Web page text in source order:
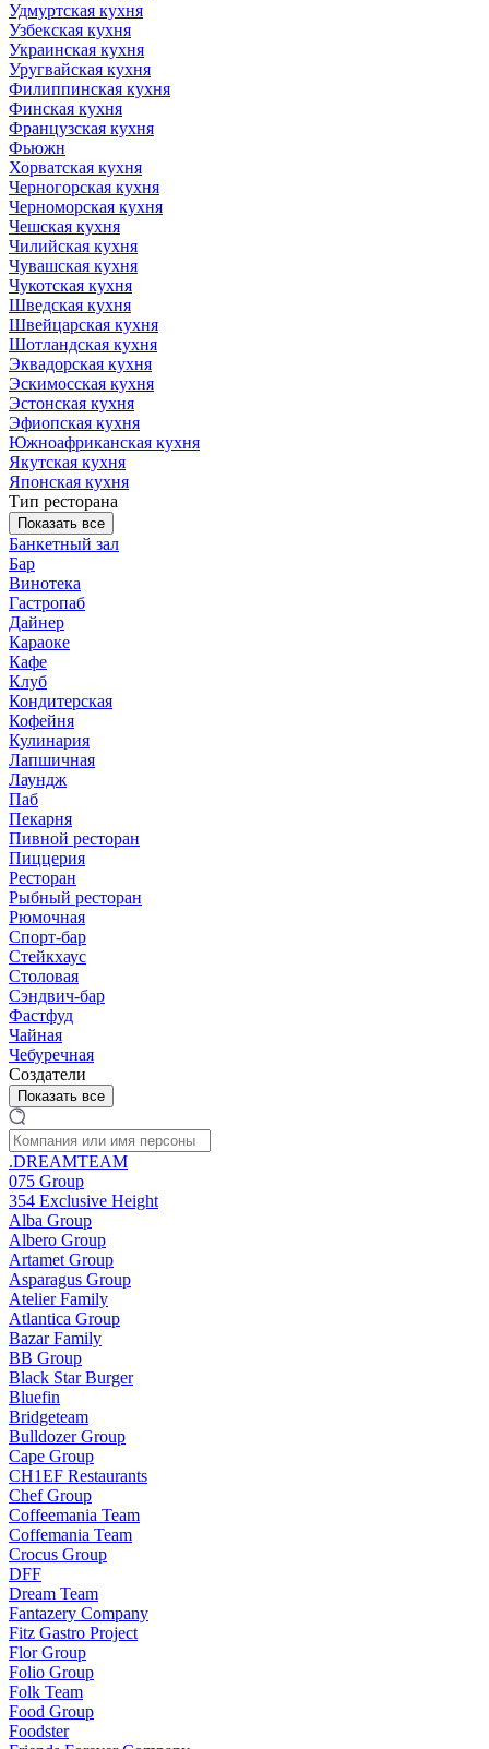
Удмуртская кухня
Узбекская кухня
Украинская кухня
Уругвайская кухня
Филиппинская кухня
Финская кухня
Французская кухня
Фьюжн
Хорватская кухня
Черногорская кухня
Черноморская кухня
Чешская кухня
Чилийская кухня
Чувашская кухня
Чукотская кухня
Шведская кухня
Швейцарская кухня
Шотландская кухня
Эквадорская кухня
Эскимосская кухня
Эстонская кухня
Эфиопская кухня
Южноафриканская кухня
Якутская кухня
Японская кухня
Тип ресторана
Показать все
Банкетный зал
Бар
Винотека
Гастропаб
Дайнер
Караоке
Кафе
Клуб
Кондитерская
Кофейня
Кулинария
Лапшичная
Лаундж
Паб
Пекарня
Пивной ресторан
Пиццерия
Ресторан
Рыбный ресторан
Рюмочная
Спорт-бар
Стейкхаус
Столовая
Сэндвич-бар
Фастфуд
Чайная
Чебуречная
Создатели
Показать все
.DREAMTEAM
075 Group
354 Exclusive Height
Alba Group
Albero Group
Artamet Group
Asparagus Group
Atelier Family
Atlantica Group
Bazar Family
BB Group
Black Star Burger
Bluefin
Bridgeteam
Bulldozer Group
Cape Group
CH1EF Restaurants
Chef Group
Coffeemania Team
Coffemania Team
Crocus Group
DFF
Dream Team
Fantazery Company
Fitz Gastro Project
Flor Group
Folio Group
Folk Team
Food Group
Foodster